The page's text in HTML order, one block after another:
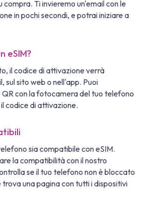
compra. Ti invieremo un'email con le
in pochi secondi, e potrai iniziare a
eSIM?
il codice di attivazione verrà
sul sito web o nell'app. Puoi
QR con la fotocamera del tuo telefono
codice di attivazione.
sia compatibile con eSIM.
la compatibilità con il nostro
se il tuo telefono non è bloccato
una pagina con tutti i dispositivi